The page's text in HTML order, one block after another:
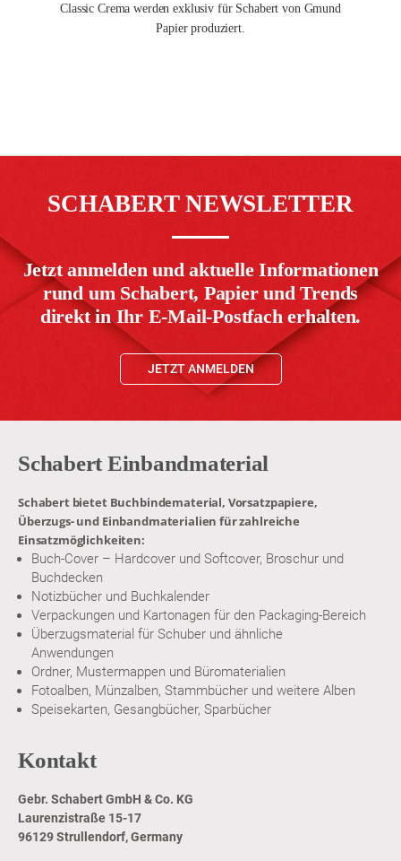
Classic Crema werden exklusiv für Schabert von Gmund
Papier produziert.
SCHABERT NEWSLETTER
Jetzt anmelden und aktuelle Informationen
rund um Schabert, Papier und Trends
direkt in Ihr E-Mail-Postfach erhalten.
JETZT ANMELDEN
Schabert Einbandmaterial
Schabert bietet Buchbindematerial, Vorsatzpapiere,
Überzugs- und Einbandmaterialien für zahlreiche
Einsatzmöglichkeiten:
Buch-Cover – Hardcover und Softcover, Broschur und
Buchdecken
Notizbücher und Buchkalender
Verpackungen und Kartonagen für den Packaging-Bereich
Überzugsmaterial für Schuber und ähnliche
Anwendungen
Ordner, Mustermappen und Büromaterialien
Fotoalben, Münzalben, Stammbücher und weitere Alben
Speisekarten, Gesangbücher, Sparbücher
Kontakt
Gebr. Schabert GmbH & Co. KG
Laurenzistraße 15-17
96129 Strullendorf, Germany